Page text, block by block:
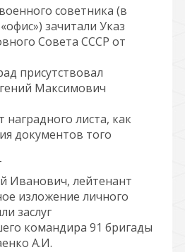
советника (в
зачитали Указ
Совета СССР от
присутствовал
Максимович
наградного листа, как
документов того
Иванович, лейтенант
изложение личного
заслуг
командира 91 бригады
А.И.